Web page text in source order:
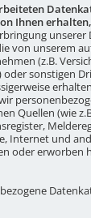
Ihnen
von unserem
(z.B.
oder sonstigen
Quellen (wie
Internet und
oder erworben